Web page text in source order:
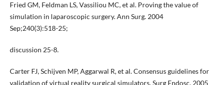
Fried GM, Feldman LS, Vassiliou MC, et al. Proving the value of
simulation in laparoscopic surgery. Ann Surg. 2004
Sep;240(3):518-25;
discussion 25-8.
Carter FJ, Schijven MP, Aggarwal R, et al. Consensus guidelines for
validation of virtual reality surgical simulators. Surg Endosc. 2005